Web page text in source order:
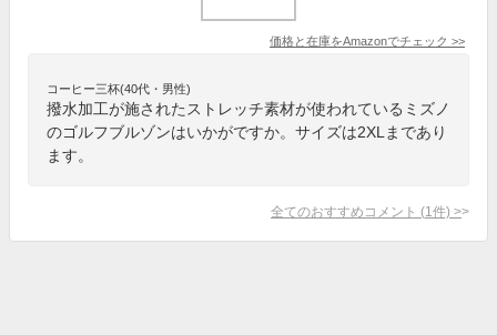
価格と在庫をAmazonでチェック >>
コーヒー三杯(40代・男性)
撥水加工が施されたストレッチ素材が使われているミズノ
のゴルフブルゾンはいかがですか。サイズは2XLまであり
ます。
全てのおすすめコメント (1 件) >